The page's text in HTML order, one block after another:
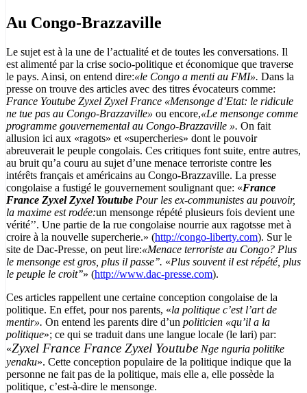
Au Congo-Brazzaville
Le sujet est à la une de l’actualité et de toutes les conversations. Il
est alimenté par la crise socio-politique et économique que traverse
le pays. Ainsi, on entend dire:«le Congo a menti au FMI». Dans la
presse on trouve des articles avec des titres évocateurs comme:
France Youtube Zyxel Zyxel France «Mensonge d’Etat: le ridicule
ne tue pas au Congo-Brazzaville» ou encore,«Le mensonge comme
programme gouvernemental au Congo-Brazzaville ». On fait
allusion ici aux «ragots» et «supercheries» dont le pouvoir
abreuverait le peuple congolais. Ces critiques font suite, entre autres,
au bruit qu’a couru au sujet d’une menace terroriste contre les
intérêts français et américains au Congo-Brazzaville. La presse
congolaise a fustigé le gouvernement soulignant que: «France
France Zyxel Zyxel Youtube Pour les ex-communistes au pouvoir,
la maxime est rodée:un mensonge répété plusieurs fois devient une
vérité’’. Une partie de la rue congolaise nourrie aux ragotsse met à
croire à la nouvelle supercherie.» (http://congo-liberty.com). Sur le
site de Dac-Presse, on peut lire:«Menace terroriste au Congo? Plus
le mensonge est gros, plus il passe’’. «Plus souvent il est répété, plus
le peuple le croit’’» (http://www.dac-presse.com).
Ces articles rappellent une certaine conception congolaise de la
politique. En effet, pour nos parents, «la politique c’est l’art de
mentir». On entend les parents dire d’un politicien «qu’il a la
politique»; ce qui se traduit dans une langue locale (le lari) par:
«Zyxel France France Zyxel Youtube Nge nguria politike
yenaku». Cette conception populaire de la politique indique que la
personne ne fait pas de la politique, mais elle a, elle possède la
politique, c’est-à-dire le mensonge.